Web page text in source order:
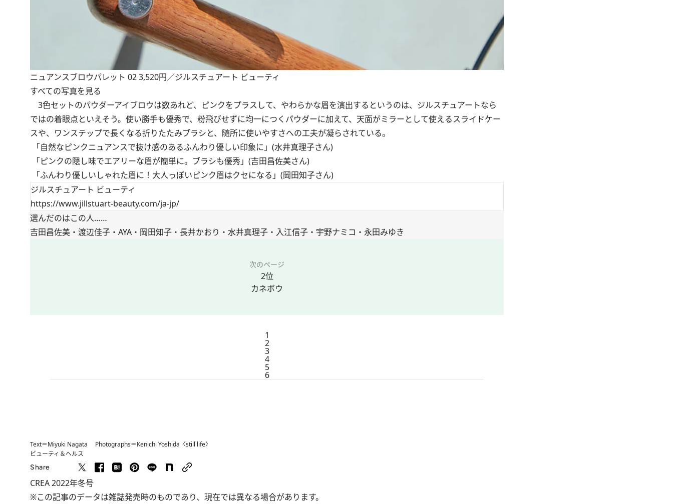
ニュアンスブロウパレット 02 3,520円／ジルスチュアート ビューティ
すべての写真を見る
3色セットのパウダーアイブロウは数あれど、ピンクをプラスして、やわらかな眉を演出するというのは、ジルスチュアートなら
ではの着眼点といえそう。使い勝手も優秀で、粉飛びせずに均一につくパウダーに加えて、天面がミラーとして使えるスライドケー
スや、ワンステップで長くなる折りたたみブラシと、随所に使いやすさへの工夫が凝らされている。
「自然なピンクニュアンスで抜け感のあるふんわり優しい印象に」(水井真理子さん)
「ピンクの隠し味でエアリーな眉が簡単に。ブラシも優秀」(吉田昌佐美さん)
「ふんわり優しいしゃれた眉に！大人っぽいピンク眉はクセになる」(岡田知子さん)
ジルスチュアート ビューティ
https://www.jillstuart-beauty.com/ja-jp/
選んだのはこの人……
吉田昌佐美・渡辺佳子・AYA・岡田知子・長井かおり・水井真理子・入江信子・宇野ナミコ・永田みゆき
次のページ
2位
カネボウ
1
2
3
4
5
6
Text＝Miyuki Nagata Photographs＝Kenichi Yoshida〈still life〉
ビューティ＆ヘルス
Share
CREA 2022年冬号
※この記事のデータは雑誌発売時のものであり、現在では異なる場合があります。